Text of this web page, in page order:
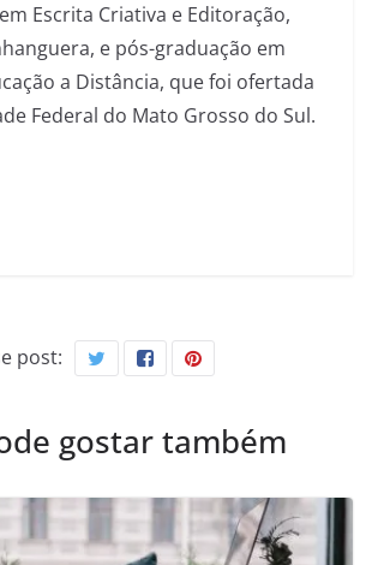
Escrita Criativa e Editoração,
e pós-graduação em
a Distância, que foi ofertada
Federal do Mato Grosso do Sul.
post:
gostar também